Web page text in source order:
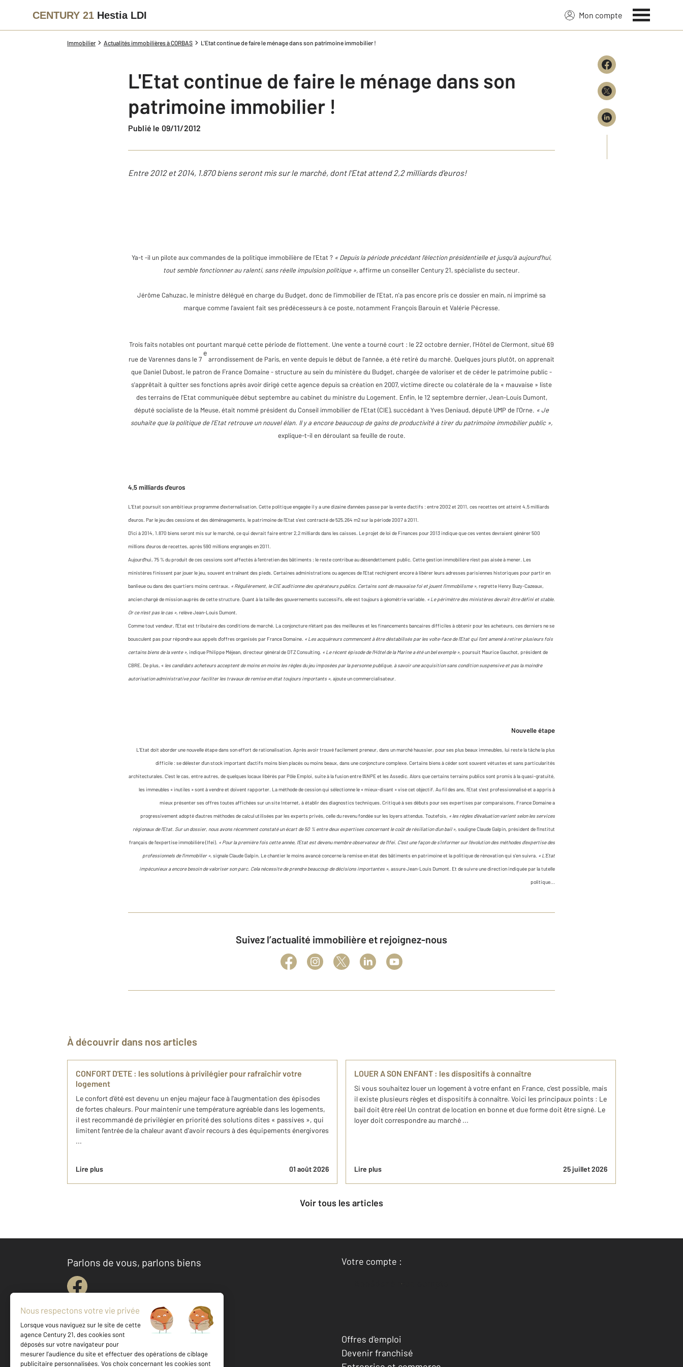
CENTURY 21 Hestia LDI Mon compte
Immobilier Actualités immobilières à CORBAS L'Etat continue de faire le ménage dans son patrimoine immobilier !
L'Etat continue de faire le ménage dans son
patrimoine immobilier !
Publié le 09/11/2012
Entre 2012 et 2014, 1.870 biens seront mis sur le marché, dont l'Etat attend 2,2 milliards d'euros!
Ya-t -il un pilote aux commandes de la politique immobilière de l'Etat ? « Depuis la période précédant l'élection présidentielle et jusqu'à aujourd'hui,
tout semble fonctionner au ralenti, sans réelle impulsion politique »,affirme un conseiller Century 21, spécialiste du secteur.
Jérôme Cahuzac, le ministre délégué en charge du Budget, donc de l'immobilier de l'Etat, n'a pas encore pris ce dossier en main, ni imprimé sa
marque comme l'avaient fait ses prédécesseurs à ce poste, notamment François Barouin et Valérie Pécresse.
Trois faits notables ont pourtant marqué cette période de flottement. Une vente a tourné court : le 22 octobre dernier, l'Hôtel de Clermont, situé 69
rue de Varennes dans le 7
e
arrondissement de Paris, en vente depuis le début de l'année, a été retiré du marché. Quelques jours plutôt, on apprenait
que Daniel Dubost, le patron de France Domaine - structure au sein du ministère du Budget, chargée de valoriser et de céder le patrimoine public -
s'apprêtait à quitter ses fonctions après avoir dirigé cette agence depuis sa création en 2007, victime directe ou colatérale de la « mauvaise » liste
des terrains de l'Etat communiquée début septembre au cabinet du ministre du Logement. Enfin, le 12 septembre dernier, Jean-Louis Dumont,
député socialiste de la Meuse, était nommé président du Conseil immobilier de l'Etat (CIE), succédant à Yves Deniaud, député UMP de l'Orne. « Je
souhaite que la politique de l'Etat retrouve un nouvel élan. Il y a encore beaucoup de gains de productivité à tirer du patrimoine immobilier public »,
explique-t-il en déroulant sa feuille de route.
4,5 milliards d'euros
L'Etat poursuit son ambitieux programme d'externalisation. Cette politique engagée il y a une dizaine d'années passe par la vente d'actifs : entre 2002 et 2011, ces recettes ont atteint 4,5 milliards
d'euros. Par le jeu des cessions et des déménagements, le patrimoine de l'Etat s'est contracté de 525.264 m2 sur la période 2007 à 2011.
D'ici à 2014, 1.870 biens seront mis sur le marché, ce qui devrait faire entrer 2,2 milliards dans les caisses. Le projet de loi de Finances pour 2013 indique que ces ventes devraient générer 500
millions d'euros de recettes, après 590 millions engrangés en 2011.
Aujourd'hui, 75 % du produit de ces cessions sont affectés à l'entretien des bâtiments ; le reste contribue au désendettement public. Cette gestion immobilière n'est pas aisée à mener. Les
ministères finissent par jouer le jeu, souvent en traînant des pieds. Certaines administrations ou agences de l'Etat rechignent encore à libérer leurs adresses parisiennes historiques pour partir en
banlieue ou dans des quartiers moins centraux. « Régulièrement, le CIE auditionne des opérateurs publics. Certains sont de mauvaise foi et jouent l'immobilisme », regrette Henry Buzy-Cazeaux,
ancien chargé de mission auprès de cette structure. Quant à la taille des gouvernements successifs, elle est toujours à géométrie variable. « Le périmètre des ministères devrait être défini et stable.
Or ce n'est pas le cas », relève Jean-Louis Dumont.
Comme tout vendeur, l'Etat est tributaire des conditions de marché. La conjoncture n'étant pas des meilleures et les financements bancaires difficiles à obtenir pour les acheteurs, ces derniers ne se
bousculent pas pour répondre aux appels d'offres organisés par France Domaine. « Les acquéreurs commencent à être déstabilisés par les volte-face de l'Etat qui l'ont amené à retirer plusieurs fois
certains biens de la vente », indique Philippe Méjean, directeur général de DTZ Consulting. « Le récent épisode de l'Hôtel de la Marine a été un bel exemple », poursuit Maurice Gauchot, président de
CBRE. De plus, « les candidats acheteurs acceptent de moins en moins les règles du jeu imposées par la personne publique, à savoir une acquisition sans condition suspensive et pas la moindre
autorisation administrative pour faciliter les travaux de remise en état toujours importants », ajoute un commercialisateur.
Nouvelle étape
L'Etat doit aborder une nouvelle étape dans son effort de rationalisation. Après avoir trouvé facilement preneur, dans un marché haussier, pour ses plus beaux immeubles, lui reste la tâche la plus
difficile : se délester d'un stock important d'actifs moins bien placés ou moins beaux, dans une conjoncture complexe. Certains biens à céder sont souvent vétustes et sans particularités
architecturales. C'est le cas, entre autres, de quelques locaux libérés par Pôle Emploi, suite à la fusion entre l'ANPE et les Assedic. Alors que certains terrains publics sont promis à la quasi-gratuité,
les immeubles « inutiles » sont à vendre et doivent rapporter. La méthode de cession qui sélectionne le « mieux-disant » vise cet objectif. Au fil des ans, l'Etat s'est professionnalisé et a appris à
mieux présenter ses offres toutes affichées sur un site Internet, à établir des diagnostics techniques. Critiqué à ses débuts pour ses expertises par comparaisons, France Domaine a
progressivement adopté d'autres méthodes de calcul utilisées par les experts privés, celle du revenu fondée sur les loyers attendus. Toutefois, « les règles d'évaluation varient selon les services
régionaux de l'Etat. Sur un dossier, nous avons récemment constaté un écart de 50 % entre deux expertises concernant le coût de résiliation d'un bail », souligne Claude Galpin, président de l'Institut
français de l'expertise immobilière (Ifei). « Pour la première fois cette année, l'Etat est devenu membre observateur de l'Ifei. C'est une façon de s'informer sur l'évolution des méthodes d'expertise des
professionnels de l'immobilier », signale Claude Galpin. Le chantier le moins avancé concerne la remise en état des bâtiments en patrimoine et la politique de rénovation qui s'en suivra. « L'Etat
impécunieux a encore besoin de valoriser son parc. Cela nécessite de prendre beaucoup de décisions importantes », assure Jean-Louis Dumont. Et de suivre une direction indiquée par la tutelle
politique...
Suivez l’actualité immobilière et rejoignez-nous
À découvrir dans nos articles
CONFORT D'ETE : les solutions à privilégier pour rafraîchir votre
logement
Le confort d'été est devenu un enjeu majeur face à l'augmentation des épisodes
de fortes chaleurs. Pour maintenir une température agréable dans les logements,
il est recommandé de privilégier en priorité des solutions dites « passives », qui
limitent l'entrée de la chaleur avant d'avoir recours à des équipements énergivores
...
Lire plus 01 août 2026
LOUER A SON ENFANT : les dispositifs à connaître
Si vous souhaitez louer un logement à votre enfant en France, c'est possible, mais
il existe plusieurs règles et dispositifs à connaître. Voici les principaux points : Le
bail doit être réel Un contrat de location en bonne et due forme doit être signé. Le
loyer doit correspondre au marché ...
Lire plus 25 juillet 2026
Voir tous les articles
Parlons de vous, parlons biens
Votre compte :
Accéder à mon compte
Offres d'emploi
Devenir franchisé